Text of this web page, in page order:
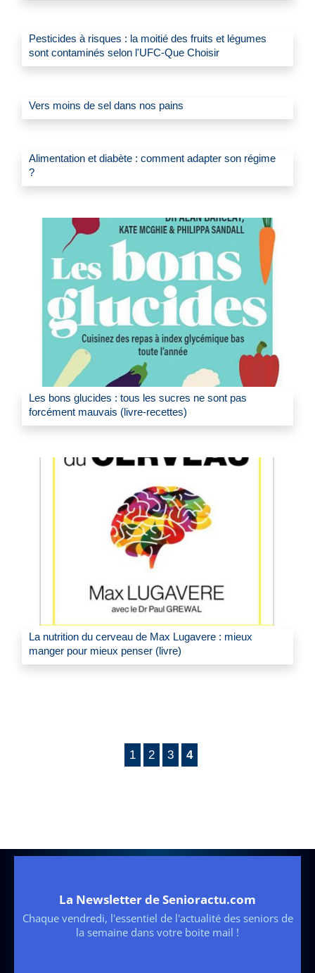
Pesticides à risques : la moitié des fruits et légumes
sont contaminés selon l'UFC-Que Choisir
Vers moins de sel dans nos pains
Alimentation et diabète : comment adapter son régime
?
Les bons glucides : tous les sucres ne sont pas
forcément mauvais (livre-recettes)
La nutrition du cerveau de Max Lugavere : mieux
manger pour mieux penser (livre)
1 2 3 4
La Newsletter de Senioractu.com
Chaque vendredi, l'essentiel de l'actualité des seniors de
la semaine dans votre boite mail !